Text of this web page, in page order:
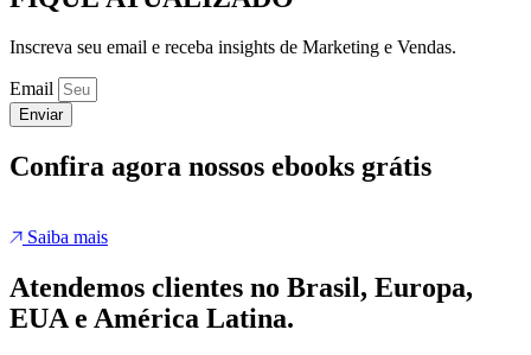
Inscreva seu email e receba insights de Marketing e Vendas.
Email
Enviar
Confira agora nossos ebooks grátis
Saiba mais
Atendemos clientes no Brasil, Europa,
EUA e América Latina.